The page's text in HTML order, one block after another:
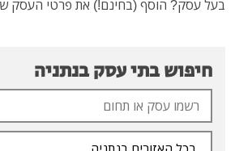
הוסף (בחינם!) את פרטי העסק שלך למדריך
בתי עסק בנתניה